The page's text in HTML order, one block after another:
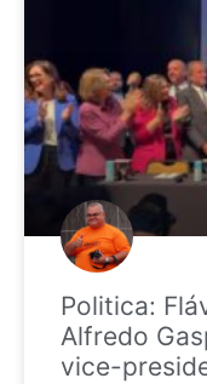
Politica:
Alfredo
vice-